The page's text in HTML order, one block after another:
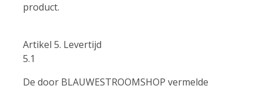
product.
Artikel 5. Levertijd
5.1
De door BLAUWESTROOMSHOP vermelde